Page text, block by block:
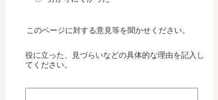
このページに対する意見等を聞かせください。
役に立った、見づらいなどの具体的な理由を記入し
てください。